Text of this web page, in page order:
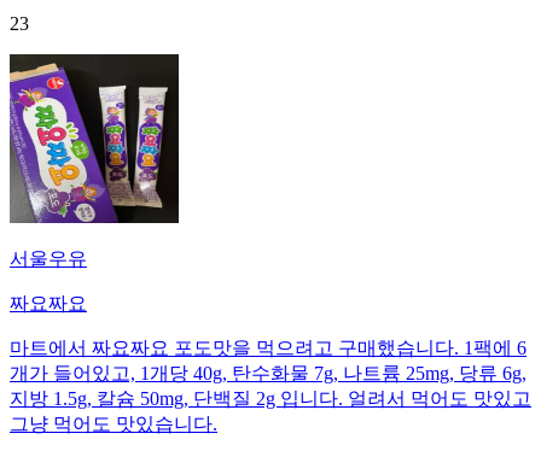
23
서울우유
짜요짜요
마트에서 짜요짜요 포도맛을 먹으려고 구매했습니다. 1팩에 6
개가 들어있고, 1개당 40g, 탄수화물 7g, 나트륨 25mg, 당류 6g,
지방 1.5g, 칼슘 50mg, 단백질 2g 입니다. 얼려서 먹어도 맛있고
그냥 먹어도 맛있습니다.